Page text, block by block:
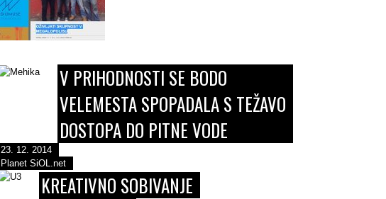
V PRIHODNOSTI SE BODO
VELEMESTA SPOPADALA S TEŽAVO
DOSTOPA DO PITNE VODE
23. 12. 2014
Planet SiOL.net
KREATIVNO SOBIVANJE